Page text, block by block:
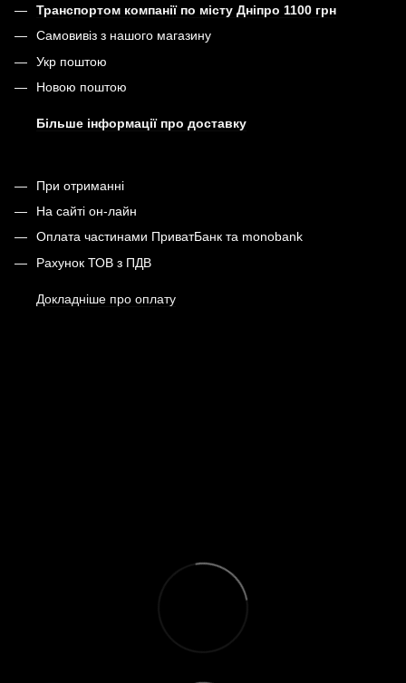
Транспортом компанії по місту Дніпро 1100 грн
Самовивіз з нашого магазину
Укр поштою
Новою поштою
Більше інформації про доставку
При отриманні
На сайті он-лайн
Оплата частинами ПриватБанк та monobank
Рахунок ТОВ з ПДВ
Докладніше про оплату